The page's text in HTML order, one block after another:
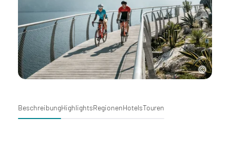
BeschreibungHighlightsRegionenHotelsTouren